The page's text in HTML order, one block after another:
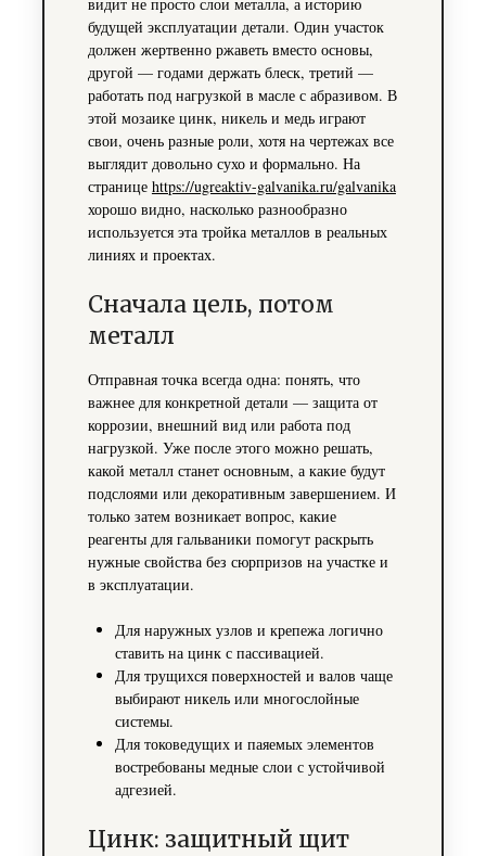
видит не просто слои металла, а историю
будущей эксплуатации детали. Один участок
должен жертвенно ржаветь вместо основы,
другой — годами держать блеск, третий —
работать под нагрузкой в масле с абразивом. В
этой мозаике цинк, никель и медь играют
свои, очень разные роли, хотя на чертежах все
выглядит довольно сухо и формально. На
странице https://ugreaktiv-galvanika.ru/galvanika
хорошо видно, насколько разнообразно
используется эта тройка металлов в реальных
линиях и проектах.
Сначала цель, потом
металл
Отправная точка всегда одна: понять, что
важнее для конкретной детали — защита от
коррозии, внешний вид или работа под
нагрузкой. Уже после этого можно решать,
какой металл станет основным, а какие будут
подслоями или декоративным завершением. И
только затем возникает вопрос, какие
реагенты для гальваники помогут раскрыть
нужные свойства без сюрпризов на участке и
в эксплуатации.
Для наружных узлов и крепежа логично
ставить на цинк с пассивацией.
Для трущихся поверхностей и валов чаще
выбирают никель или многослойные
системы.
Для токоведущих и паяемых элементов
востребованы медные слои с устойчивой
адгезией.
Цинк: защитный щит